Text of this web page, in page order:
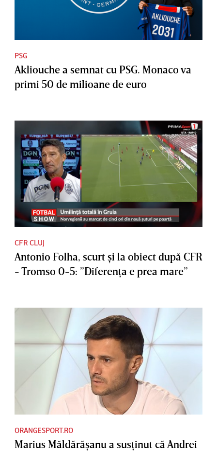
PSG
Akliouche a semnat cu PSG. Monaco va
primi 50 de milioane de euro
CFR CLUJ
Antonio Folha, scurt şi la obiect după CFR
- Tromso 0-5: ”Diferenţa e prea mare”
ORANGESPORT.RO
Marius Măldărăşanu a susţinut că Andrei